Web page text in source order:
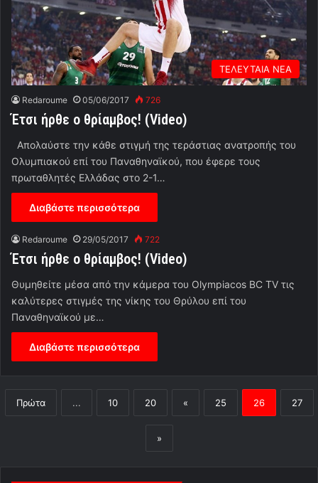
ΤΕΛΕΥΤΑΙΑ ΝΕΑ
Redaroume 05/06/2017 726
Έτσι ήρθε ο θρίαμβος! (Video)
Απολαύστε την κάθε στιγμή της τεράστιας ανατροπής του
Ολυμπιακού επί του Παναθηναϊκού, που έφερε τους
πρωταθλητές Ελλάδας στο 2-1…
Διαβάστε περισσότερα
Redaroume 29/05/2017 722
Έτσι ήρθε ο θρίαμβος! (Video)
Θυμηθείτε μέσα από την κάμερα του Olympiacos BC TV τις
καλύτερες στιγμές της νίκης του Θρύλου επί του
Παναθηναϊκού με…
Διαβάστε περισσότερα
Πρώτα ... 10 20 « 25 26 27
»